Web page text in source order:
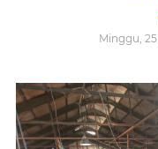
Minggu,